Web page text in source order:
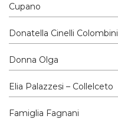
Cupano
Donatella Cinelli Colombini
Donna Olga
Elia Palazzesi – Collelceto
Famiglia Fagnani